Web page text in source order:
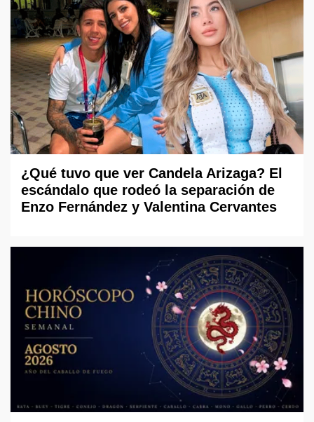
¿Qué tuvo que ver Candela Arizaga? El
escándalo que rodeó la separación de
Enzo Fernández y Valentina Cervantes